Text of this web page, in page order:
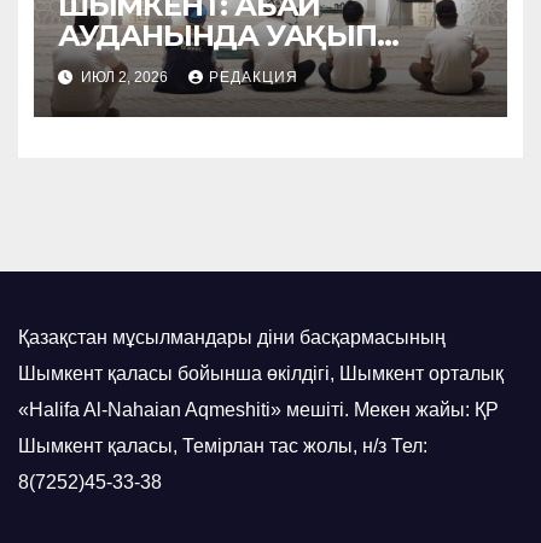
АУДАНЫНДА УАҚЫП
НАСИХАТТАЛДЫ
ИЮЛ 2, 2026 РЕДАКЦИЯ
Қазақстан мұсылмандары діни басқармасының
Шымкент қаласы бойынша өкілдігі, Шымкент орталық
«Halifa Al-Nahaian Aqmeshiti» мешіті. Мекен жайы: ҚР
Шымкент қаласы, Темірлан тас жолы, н/з Тел:
8(7252)45-33-38